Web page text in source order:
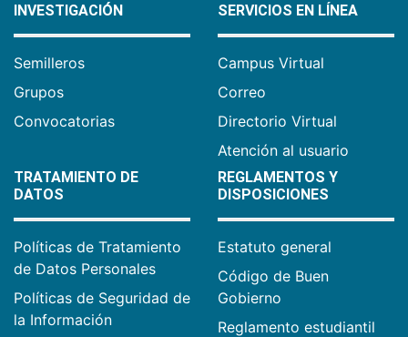
INVESTIGACIÓN
Semilleros
Grupos
Convocatorias
SERVICIOS EN LÍNEA
Campus Virtual
Correo
Directorio Virtual
Atención al usuario
TRATAMIENTO DE
DATOS
Políticas de Tratamiento
de Datos Personales
Políticas de Seguridad de
la Información
REGLAMENTOS Y
DISPOSICIONES
Estatuto general
Código de Buen
Gobierno
Reglamento estudiantil